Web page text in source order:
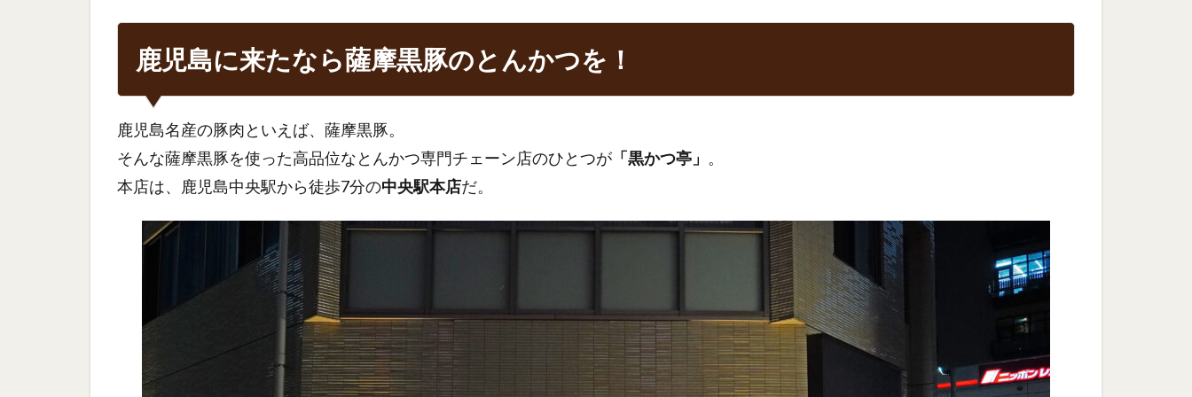
鹿児島に来たなら薩摩黒豚のとんかつを！
鹿児島名産の豚肉といえば、薩摩黒豚。
そんな薩摩黒豚を使った高品位なとんかつ専門チェーン店のひとつが 「黒かつ亭」 。
本店は、鹿児島中央駅から徒歩7分の中央駅本店だ。